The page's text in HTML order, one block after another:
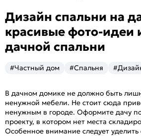
Дизайн спальни на
красивые фото-идеи
дачной спальни
#Частный дом #Спальня
В дачном домике не должно быть
ненужной мебели. Не стоит сюда
ненужным в городе. Оформите дачу
проекту, в котором нет места
Особенное внимание следует уделить